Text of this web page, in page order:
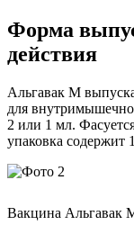
Форма
действия
Альгавак М
для
2 или 1 мл.
упаковка содержит
Вакцина Альгавак